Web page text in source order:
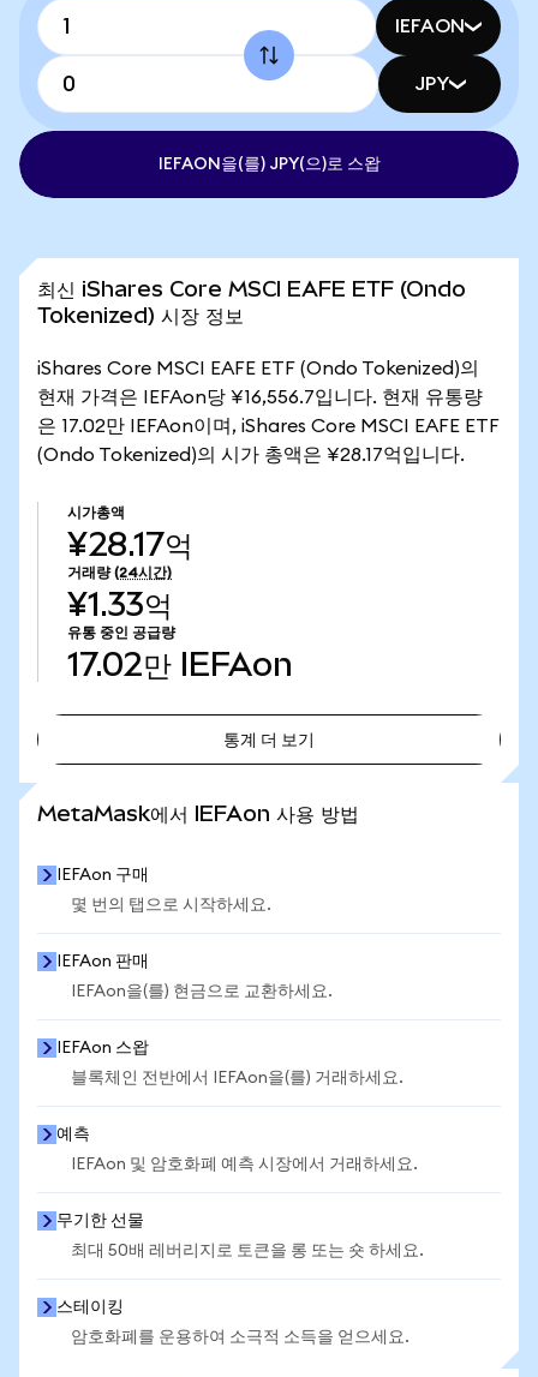
IEFAON
JPY
IEFAON을(를) JPY(으)로 스왑
최신 iShares Core MSCI EAFE ETF (Ondo
Tokenized) 시장 정보
iShares Core MSCI EAFE ETF (Ondo Tokenized)의
현재 가격은 IEFAon당 ¥16,556.7입니다. 현재 유통량
은 17.02만 IEFAon이며, iShares Core MSCI EAFE ETF
(Ondo Tokenized)의 시가 총액은 ¥28.17억입니다.
시가총액
¥28.17억
거래량 (24시간)
¥1.33억
유통 중인 공급량
17.02만 IEFAon
통계 더 보기
MetaMask에서 IEFAon 사용 방법
IEFAon 구매
몇 번의 탭으로 시작하세요.
IEFAon 판매
IEFAon을(를) 현금으로 교환하세요.
IEFAon 스왑
블록체인 전반에서 IEFAon을(를) 거래하세요.
예측
IEFAon 및 암호화폐 예측 시장에서 거래하세요.
무기한 선물
최대 50배 레버리지로 토큰을 롱 또는 숏 하세요.
스테이킹
암호화폐를 운용하여 소극적 소득을 얻으세요.